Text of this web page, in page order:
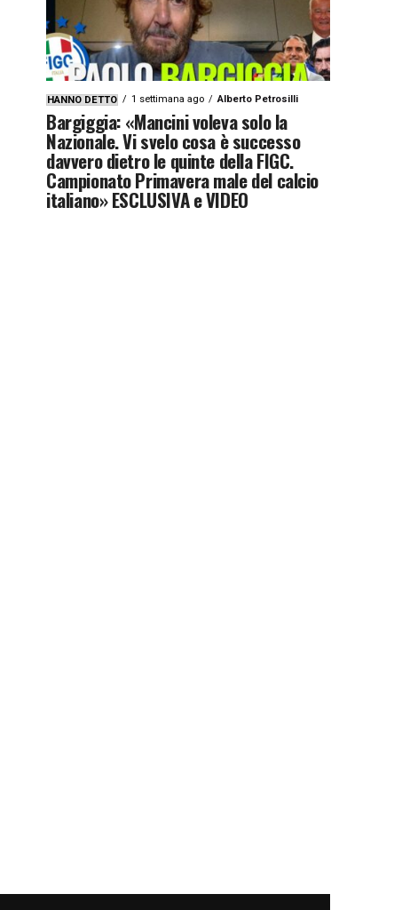
HANNO DETTO 1 settimana ago Alberto Petrosilli
Bargiggia: «Mancini voleva solo la
Nazionale. Vi svelo cosa è successo
davvero dietro le quinte della FIGC.
Campionato Primavera male del calcio
italiano» ESCLUSIVA e VIDEO